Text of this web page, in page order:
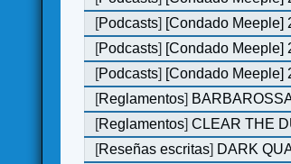
[Podcasts] [Condado Meeple]
[Podcasts] [Condado Meeple]
[Podcasts] [Condado Meeple]
[Reglamentos]
[Reglamentos]CLEAR THE
[Reseñas escritas] DARK